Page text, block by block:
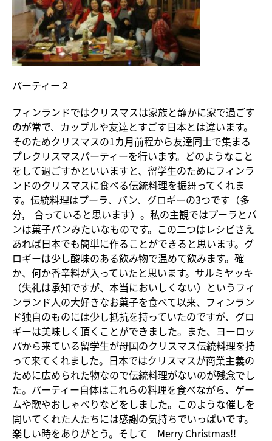
パーティー２
フィンランドではクリスマスは家族と静かに家で過ごす
のが常で、カップルや友達とすごす日本とは違います。
そのためクリスマスの1カ月前程から友達同士で集まる
プレクリスマスパーティーを行います。どのようなこと
をして過ごすかといいますと、留学生のためにフィンラ
ンドのクリスマスに食べる伝統料理を振舞ってくれま
す。伝統料理はプーラ、バン、グロギーの3つです（多
分, 合っていると思います）。私の主観ではプーラとバ
ンは菓子パンみたいなものです。この二つはレシピさえ
あれば日本でも簡単に作ることができると思います。グ
ロギーは少し酸味のある飲み物で温めて飲みます。確
か、何か香辛料が入っていたと思います。サルミヤッキ
（失礼は承知ですが、本当においしくない）というフィ
ンランド人の大好きなお菓子を食べて以来、フィンラン
ド独自のものには少し抵抗を持っていたのですが、グロ
ギーは美味しく頂くことができました。また、ヨーロッ
パから来ている留学生が母国のクリスマス伝統料理を持
って来てくれました。日本ではクリスマスが商業主義の
ために広められた物なので伝統料理がないのが残念でし
た。パーティー自体はこれらの料理を食べながら、ゲー
ムや歌やおしゃべりなどをしました。このような催しを
開いてくれた人たちには感謝の気持ちでいっぱいです。
楽しい時をありがとう。そして Merry Christmas!!